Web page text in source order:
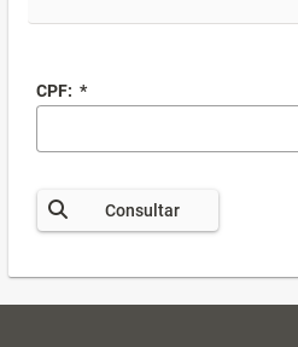
CPF: *
Consultar